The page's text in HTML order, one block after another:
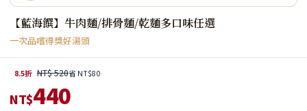
【藍海饌】牛肉麵/排骨麵/乾麵多口味任選
一次品嚐得獎好湯頭
8.5折 NT$ 520省 NT$80
NT$440